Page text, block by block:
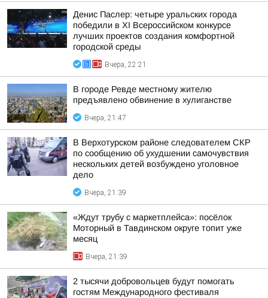
Денис Паслер: четыре уральских города
победили в XI Всероссийском конкурсе
лучших проектов создания комфортной
городской среды
Вчера, 22:21
В городе Ревде местному жителю
предъявлено обвинение в хулиганстве
Вчера, 21:47
В Верхотурском районе следователем СКР
по сообщению об ухудшении самочувствия
нескольких детей возбуждено уголовное
дело
Вчера, 21:39
«Ждут трубу с маркетплейса»: посёлок
Моторный в Тавдинском округе топит уже
месяц
Вчера, 21:39
2 тысячи добровольцев будут помогать
гостям Международного фестиваля